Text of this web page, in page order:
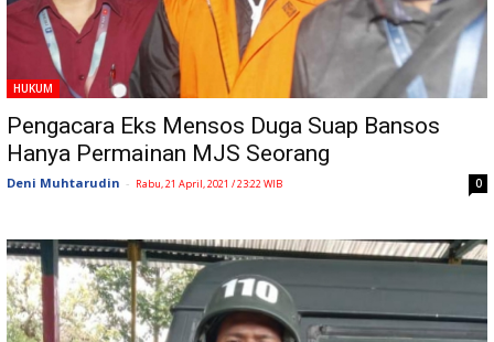
HUKUM
Pengacara Eks Mensos Duga Suap Bansos
Hanya Permainan MJS Seorang
Deni Muhtarudin - Rabu, 21 April, 2021 / 23:22 WIB 0